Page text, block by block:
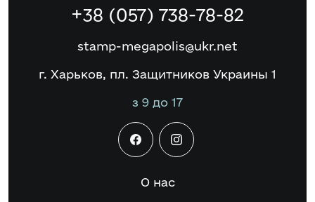
+38 (057) 738-78-82
stamp-megapolis@ukr.net
г. Харьков, пл. Защитников Украины 1
з 9 до 17
О нас